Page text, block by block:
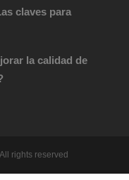
claves para
la calidad de
rights reserved